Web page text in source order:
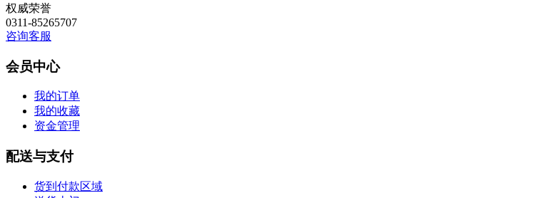
权威荣誉
0311-85265707
咨询客服
会员中心
我的订单
我的收藏
资金管理
配送与支付
货到付款区域